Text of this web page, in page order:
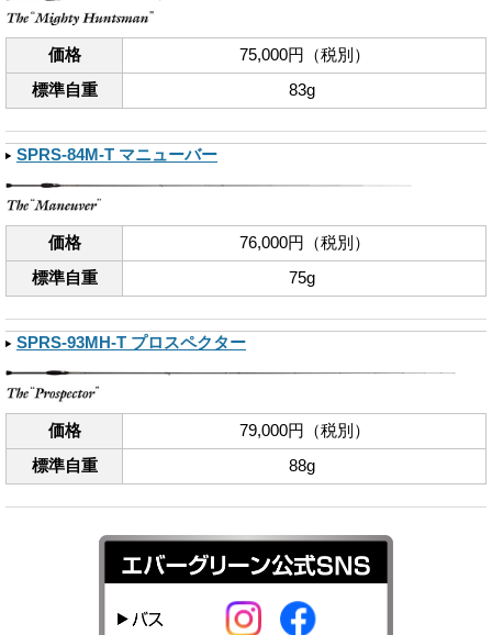
価格
75,000円（税別）
標準自重
83g
SPRS-84M-T マニューバー
価格
76,000円（税別）
標準自重
75g
SPRS-93MH-T プロスペクター
価格
79,000円（税別）
標準自重
88g